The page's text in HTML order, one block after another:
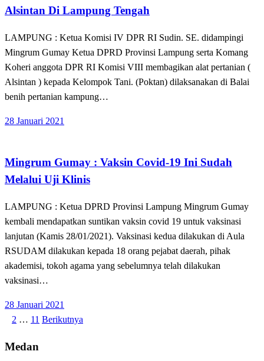
Alsintan Di Lampung Tengah
LAMPUNG : Ketua Komisi IV DPR RI Sudin. SE. didampingi
Mingrum Gumay Ketua DPRD Provinsi Lampung serta Komang
Koheri anggota DPR RI Komisi VIII membagikan alat pertanian (
Alsintan ) kepada Kelompok Tani. (Poktan) dilaksanakan di Balai
benih pertanian kampung…
Posted
28 Januari 2021
Mingrum Gumay : Vaksin Covid-19 Ini Sudah
Melalui Uji Klinis
LAMPUNG : Ketua DPRD Provinsi Lampung Mingrum Gumay
kembali mendapatkan suntikan vaksin covid 19 untuk vaksinasi
lanjutan (Kamis 28/01/2021). Vaksinasi kedua dilakukan di Aula
RSUDAM dilakukan kepada 18 orang pejabat daerah, pihak
akademisi, tokoh agama yang sebelumnya telah dilakukan
vaksinasi…
Posted
on
28 Januari 2021
Paginasi
pos
2 … 11 Berikutnya
Medan